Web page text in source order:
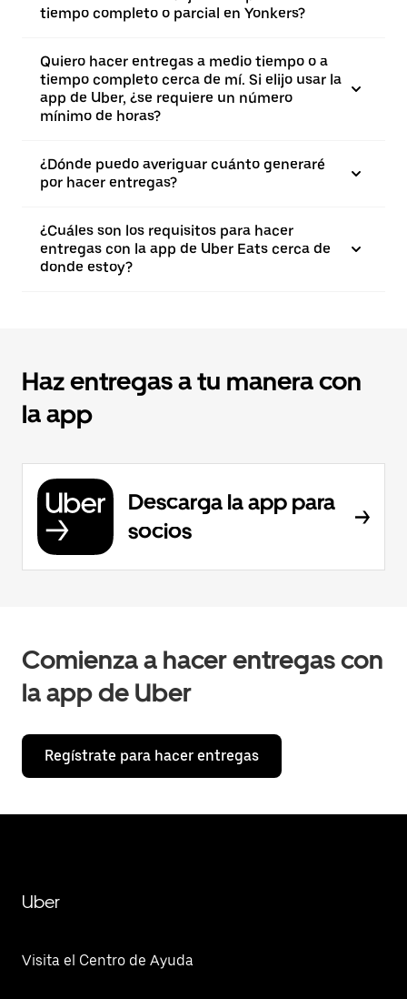
tiempo completo o parcial en Yonkers?
Quiero hacer entregas a medio tiempo o a
tiempo completo cerca de mí. Si elijo usar la
app de Uber, ¿se requiere un número
mínimo de horas?
¿Dónde puedo averiguar cuánto generaré
por hacer entregas?
¿Cuáles son los requisitos para hacer
entregas con la app de Uber Eats cerca de
donde estoy?
Haz entregas a tu manera con
la app
Descarga la app para
socios
Comienza a hacer entregas con
la app de Uber
Regístrate para hacer entregas
Uber
Visita el Centro de Ayuda